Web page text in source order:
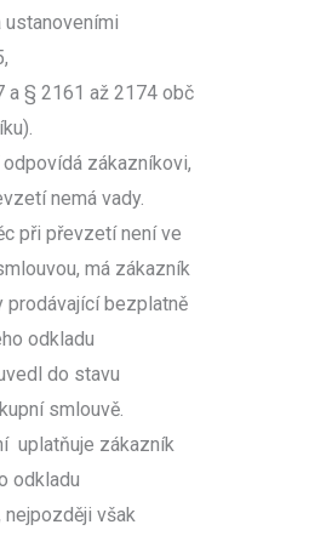
a § 2161 až 2174 obč
zákazníkovi,
nemá vady.
při převzetí není ve
má zákazník
prodávající bezplatně
odkladu
do stavu
smlouvě.
uplatňuje zákazník
odkladu
nejpozději však